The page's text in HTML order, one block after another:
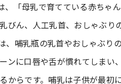
「母乳で育てている赤ちゃ
びん、人工乳首、おしゃぶり
哺乳瓶の乳首やおしゃぶり
ンに口唇や舌が慣れてしまい
からです。哺乳は子供が最初